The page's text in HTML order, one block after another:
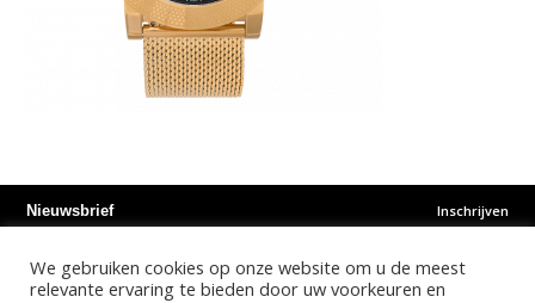
Nieuwsbrief Inschrijven
Instagram Facebook Youtube
We gebruiken cookies op onze website om u de meest
relevante ervaring te bieden door uw voorkeuren en